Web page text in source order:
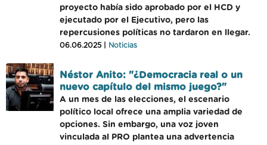
proyecto había sido aprobado por el HCD y
ejecutado por el Ejecutivo, pero las
repercusiones políticas no tardaron en llegar.
06.06.2025 | Noticias
Néstor Anito: "¿Democracia real o un
nuevo capítulo del mismo juego?"
A un mes de las elecciones, el escenario
político local ofrece una amplia variedad de
opciones. Sin embargo, una voz joven
vinculada al PRO plantea una advertencia